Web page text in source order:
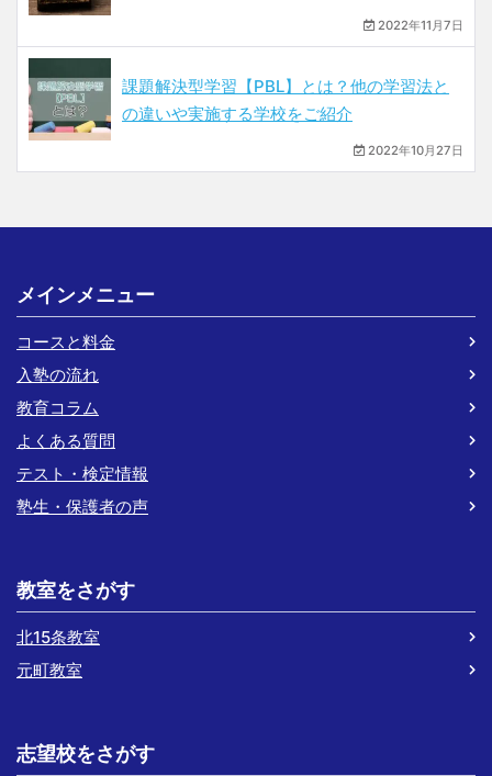
2022年11月7日
課題解決型学習【PBL】とは？他の学習法と
の違いや実施する学校をご紹介
2022年10月27日
メインメニュー
コースと料金
入塾の流れ
教育コラム
よくある質問
テスト・検定情報
塾生・保護者の声
教室をさがす
北15条教室
元町教室
志望校をさがす